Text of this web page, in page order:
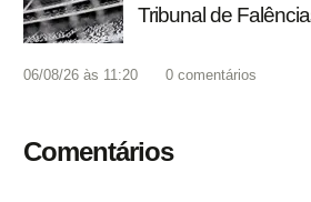
Tribunal de
06/08/26 às 11:20 0 comentários
Comentários